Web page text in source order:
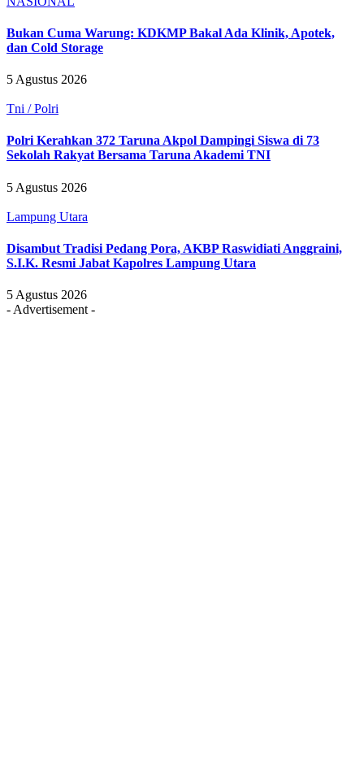
Bukan Cuma Warung: KDKMP Bakal Ada Klinik, Apotek,
dan Cold Storage
5 Agustus 2026
Tni / Polri
Polri Kerahkan 372 Taruna Akpol Dampingi Siswa di 73
Sekolah Rakyat Bersama Taruna Akademi TNI
5 Agustus 2026
Lampung Utara
Disambut Tradisi Pedang Pora, AKBP Raswidiati Anggraini,
S.I.K. Resmi Jabat Kapolres Lampung Utara
5 Agustus 2026
- Advertisement -